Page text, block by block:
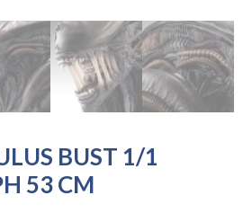
BUST 1/1
53 CM